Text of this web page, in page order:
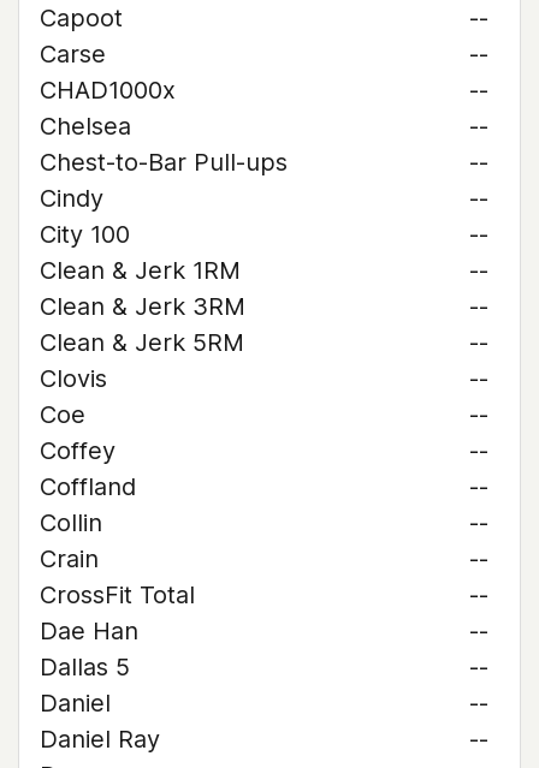
Capoot
--
Carse
--
CHAD1000x
--
Chelsea
--
Chest-to-Bar Pull-ups
--
Cindy
--
City 100
--
Clean & Jerk 1RM
--
Clean & Jerk 3RM
--
Clean & Jerk 5RM
--
Clovis
--
Coe
--
Coffey
--
Coffland
--
Collin
--
Crain
--
CrossFit Total
--
Dae Han
--
Dallas 5
--
Daniel
--
Daniel Ray
--